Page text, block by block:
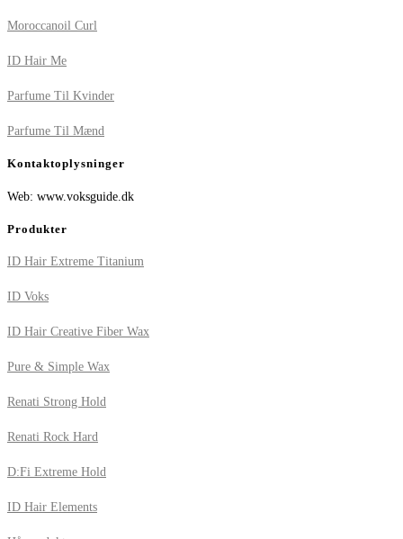
Moroccanoil Curl
ID Hair Me
Parfume Til Kvinder
Parfume Til Mænd
Kontaktoplysninger
Web: www.voksguide.dk
Produkter
ID Hair Extreme Titanium
ID Voks
ID Hair Creative Fiber Wax
Pure & Simple Wax
Renati Strong Hold
Renati Rock Hard
D:Fi Extreme Hold
ID Hair Elements